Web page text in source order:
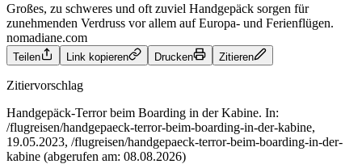
Großes, zu schweres und oft zuviel Handgepäck sorgen für
zunehmenden Verdruss vor allem auf Europa- und Ferienflügen.
nomadiane.com
Teilen Link kopieren Drucken Zitieren
Zitiervorschlag
Handgepäck-Terror beim Boarding in der Kabine. In:
/flugreisen/handgepaeck-terror-beim-boarding-in-der-kabine,
19.05.2023, /flugreisen/handgepaeck-terror-beim-boarding-in-der-
kabine (abgerufen am: 08.08.2026)